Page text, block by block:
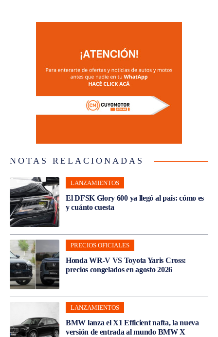
NOTAS RELACIONADAS
LANZAMIENTOS
El DFSK Glory 600 ya llegó al país: cómo es
y cuánto cuesta
PRECIOS OFICIALES
Honda WR-V VS Toyota Yaris Cross:
precios congelados en agosto 2026
LANZAMIENTOS
BMW lanza el X1 Efficient nafta, la nueva
versión de entrada al mundo BMW X